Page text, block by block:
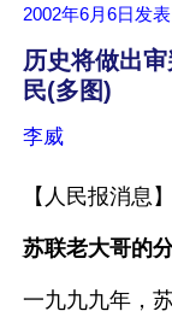
2002年6月6日 发表
历史将做出
民(多图)
李威
【人民报消息】
苏联老大哥的
一九九九年，